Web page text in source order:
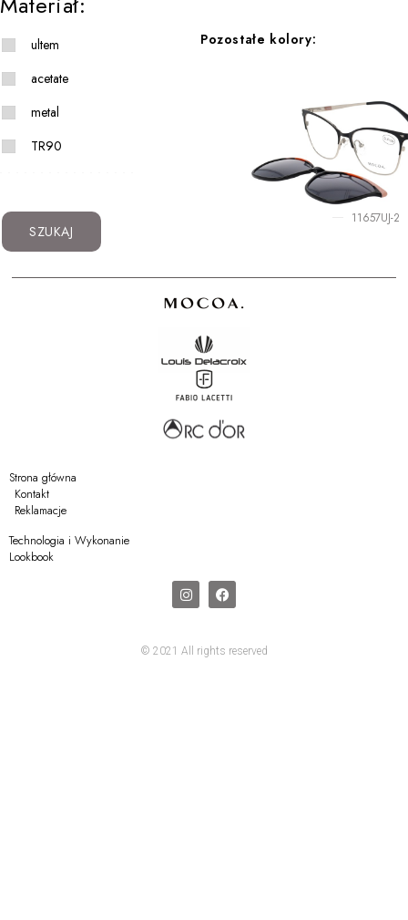
ultem
acetate
metal
TR90
SZUKAJ
Pozostałe kolory:
11657UJ-2
Strona główna
Kontakt
Reklamacje
Technologia i Wykonanie
Lookbook
© 2021 All rights reserved